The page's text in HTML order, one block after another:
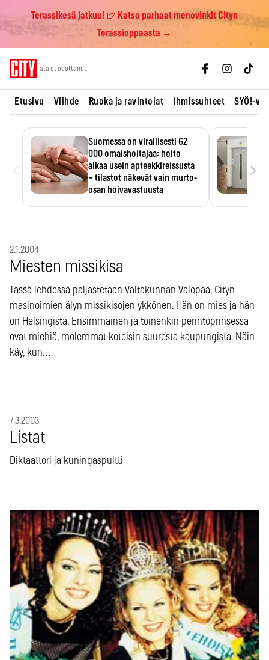
Terassikesä jatkuu! 🍺 Katso parhaat menovinkit Cityn
Terassioppaasta →
Tätä et odottanut
Etusivu Viihde Ruoka ja ravintolat Ihmissuhteet SYÖ!-
Suomessa on virallisesti 62
000 omaishoitajaa: hoito
alkaa usein apteekkireissusta
– tilastot näkevät vain murto-
osan hoivavastuusta
›
2.1.2004
Miesten missikisa
Tässä lehdessä paljastetaan Valtakunnan Valopää, Cityn
masinoimien älyn missikisojen ykkönen. Hän on mies ja hän
on Helsingistä. Ensimmäinen ja toinenkin perintöprinsessa
ovat miehiä, molemmat kotoisin suuresta kaupungista. Näin
käy, kun…
7.3.2003
Listat
Diktaattori ja kuningaspultti